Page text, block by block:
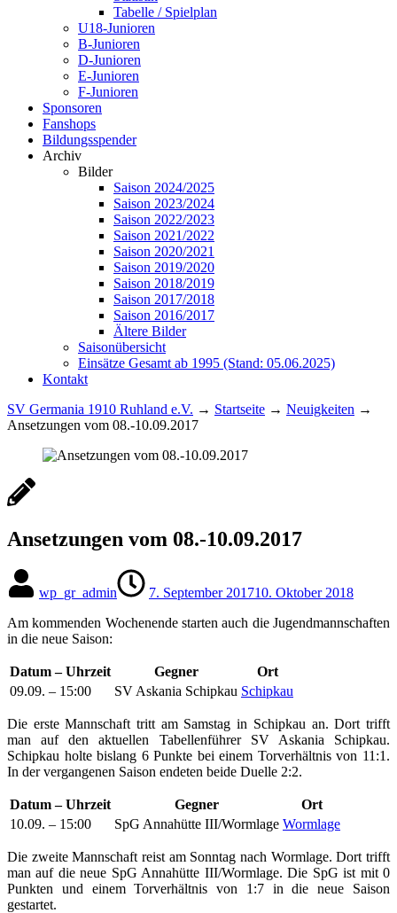
Tabelle / Spielplan
U18-Junioren
B-Junioren
D-Junioren
E-Junioren
F-Junioren
Sponsoren
Fanshops
Bildungsspender
Archiv
Bilder
Saison 2024/2025
Saison 2023/2024
Saison 2022/2023
Saison 2021/2022
Saison 2020/2021
Saison 2019/2020
Saison 2018/2019
Saison 2017/2018
Saison 2016/2017
Ältere Bilder
Saisonübersicht
Einsätze Gesamt ab 1995 (Stand: 05.06.2025)
Kontakt
SV Germania 1910 Ruhland e.V. → Startseite → Neuigkeiten →
Ansetzungen vom 08.-10.09.2017
Ansetzungen vom 08.-10.09.2017
wp_gr_admin 7. September 201710. Oktober 2018
Am kommenden Wochenende starten auch die Jugendmannschaften
in die neue Saison:
Datum – Uhrzeit Gegner
Ort
09.09. – 15:00
SV Askania Schipkau Schipkau
Die erste Mannschaft tritt am Samstag in Schipkau an. Dort trifft
man auf den aktuellen Tabellenführer SV Askania Schipkau.
Schipkau holte bislang 6 Punkte bei einem Torverhältnis von 11:1.
In der vergangenen Saison endeten beide Duelle 2:2.
Datum – Uhrzeit Gegner
Ort
10.09. – 15:00
SpG Annahütte III/Wormlage Wormlage
Die zweite Mannschaft reist am Sonntag nach Wormlage. Dort trifft
man auf die neue SpG Annahütte III/Wormlage. Die SpG ist mit 0
Punkten und einem Torverhältnis von 1:7 in die neue Saison
gestartet.